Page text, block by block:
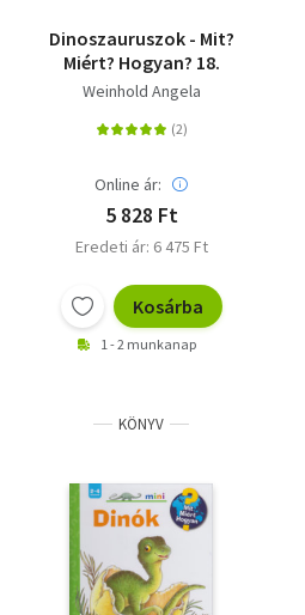
Dinoszauruszok - Mit?
Miért? Hogyan? 18.
Weinhold Angela
Online ár:
5 828 Ft
Eredeti ár: 6 475 Ft
Kosárba
1 - 2 munkanap
KÖNYV